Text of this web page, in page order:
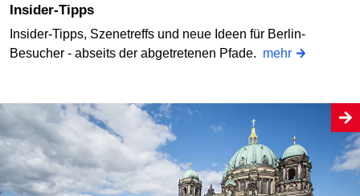
Insider-Tipps
Insider-Tipps, Szenetreffs und neue Ideen für Berlin-
Besucher - abseits der abgetretenen Pfade. mehr